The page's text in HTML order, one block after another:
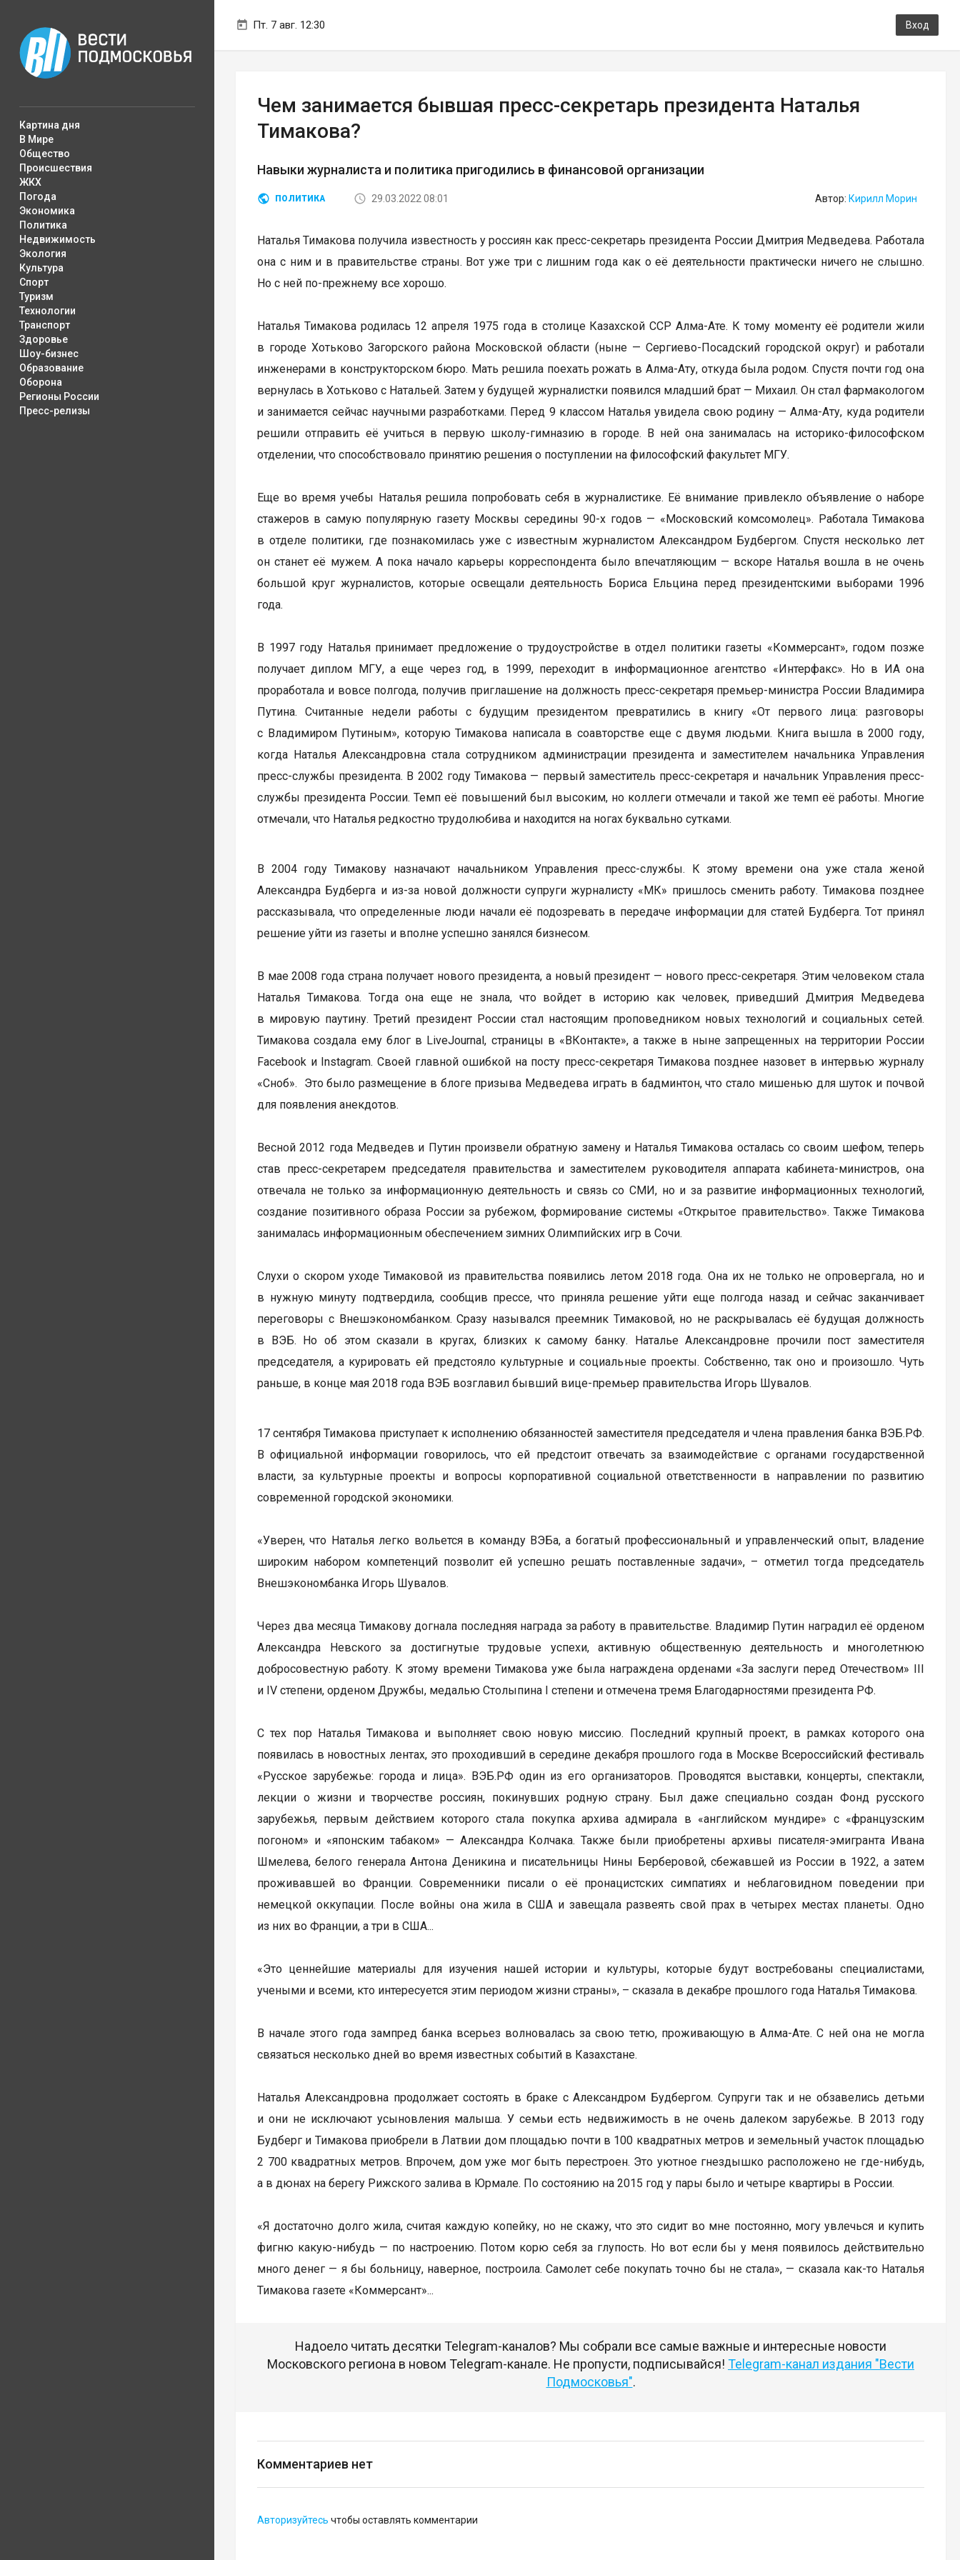
Пт. 7 авг. 12:30 Вход
Картина дня
В Мире
Общество
Происшествия
ЖКХ
Погода
Экономика
Политика
Недвижимость
Экология
Культура
Спорт
Туризм
Технологии
Транспорт
Здоровье
Шоу-бизнес
Образование
Оборона
Регионы России
Пресс-релизы
Чем занимается бывшая пресс-секретарь президента Наталья
Тимакова?
Навыки журналиста и политика пригодились в финансовой организации
ПОЛИТИКА 29.03.2022 08:01 Автор: Кирилл Морин
Наталья Тимакова получила известность у россиян как пресс-секретарь президента России Дмитрия Медведева. Работала
она с ним и в правительстве страны. Вот уже три с лишним года как о её деятельности практически ничего не слышно.
Но с ней по-прежнему все хорошо.
Наталья Тимакова родилась 12 апреля 1975 года в столице Казахской ССР Алма-Ате. К тому моменту её родители жили
в городе Хотьково Загорского района Московской области (ныне — Сергиево-Посадский городской округ) и работали
инженерами в конструкторском бюро. Мать решила поехать рожать в Алма-Ату, откуда была родом. Спустя почти год она
вернулась в Хотьково с Натальей. Затем у будущей журналистки появился младший брат — Михаил. Он стал фармакологом
и занимается сейчас научными разработками. Перед 9 классом Наталья увидела свою родину — Алма-Ату, куда родители
решили отправить её учиться в первую школу-гимназию в городе. В ней она занималась на историко-философском
отделении, что способствовало принятию решения о поступлении на философский факультет МГУ.
Еще во время учебы Наталья решила попробовать себя в журналистике. Её внимание привлекло объявление о наборе
стажеров в самую популярную газету Москвы середины 90-х годов — «Московский комсомолец». Работала Тимакова
в отделе политики, где познакомилась уже с известным журналистом Александром Будбергом. Спустя несколько лет
он станет её мужем. А пока начало карьеры корреспондента было впечатляющим — вскоре Наталья вошла в не очень
большой круг журналистов, которые освещали деятельность Бориса Ельцина перед президентскими выборами 1996
года.
В 1997 году Наталья принимает предложение о трудоустройстве в отдел политики газеты «Коммерсант», годом позже
получает диплом МГУ, а еще через год, в 1999, переходит в информационное агентство «Интерфакс». Но в ИА она
проработала и вовсе полгода, получив приглашение на должность пресс-секретаря премьер-министра России Владимира
Путина. Считанные недели работы с будущим президентом превратились в книгу «От первого лица: разговоры
с Владимиром Путиным», которую Тимакова написала в соавторстве еще с двумя людьми. Книга вышла в 2000 году,
когда Наталья Александровна стала сотрудником администрации президента и заместителем начальника Управления
пресс-службы президента. В 2002 году Тимакова — первый заместитель пресс-секретаря и начальник Управления пресс-
службы президента России. Темп её повышений был высоким, но коллеги отмечали и такой же темп её работы. Многие
отмечали, что Наталья редкостно трудолюбива и находится на ногах буквально сутками.
В 2004 году Тимакову назначают начальником Управления пресс-службы. К этому времени она уже стала женой
Александра Будберга и из-за новой должности супруги журналисту «МК» пришлось сменить работу. Тимакова позднее
рассказывала, что определенные люди начали её подозревать в передаче информации для статей Будберга. Тот принял
решение уйти из газеты и вполне успешно занялся бизнесом.
В мае 2008 года страна получает нового президента, а новый президент — нового пресс-секретаря. Этим человеком стала
Наталья Тимакова. Тогда она еще не знала, что войдет в историю как человек, приведший Дмитрия Медведева
в мировую паутину. Третий президент России стал настоящим проповедником новых технологий и социальных сетей.
Тимакова создала ему блог в LiveJournal, страницы в «ВКонтакте», а также в ныне запрещенных на территории России
Facebook и Instagram. Своей главной ошибкой на посту пресс-секретаря Тимакова позднее назовет в интервью журналу
«Сноб». Это было размещение в блоге призыва Медведева играть в бадминтон, что стало мишенью для шуток и почвой
для появления анекдотов.
Весной 2012 года Медведев и Путин произвели обратную замену и Наталья Тимакова осталась со своим шефом, теперь
став пресс-секретарем председателя правительства и заместителем руководителя аппарата кабинета-министров, она
отвечала не только за информационную деятельность и связь со СМИ, но и за развитие информационных технологий,
создание позитивного образа России за рубежом, формирование системы «Открытое правительство». Также Тимакова
занималась информационным обеспечением зимних Олимпийских игр в Сочи.
Слухи о скором уходе Тимаковой из правительства появились летом 2018 года. Она их не только не опровергала, но и
в нужную минуту подтвердила, сообщив прессе, что приняла решение уйти еще полгода назад и сейчас заканчивает
переговоры с Внешэкономбанком. Сразу назывался преемник Тимаковой, но не раскрывалась её будущая должность
в ВЭБ. Но об этом сказали в кругах, близких к самому банку. Наталье Александровне прочили пост заместителя
председателя, а курировать ей предстояло культурные и социальные проекты. Собственно, так оно и произошло. Чуть
раньше, в конце мая 2018 года ВЭБ возглавил бывший вице-премьер правительства Игорь Шувалов.
17 сентября Тимакова приступает к исполнению обязанностей заместителя председателя и члена правления банка ВЭБ.РФ.
В официальной информации говорилось, что ей предстоит отвечать за взаимодействие с органами государственной
власти, за культурные проекты и вопросы корпоративной социальной ответственности в направлении по развитию
современной городской экономики.
«Уверен, что Наталья легко вольется в команду ВЭБа, а богатый профессиональный и управленческий опыт, владение
широким набором компетенций позволит ей успешно решать поставленные задачи», – отметил тогда председатель
Внешэкономбанка Игорь Шувалов.
Через два месяца Тимакову догнала последняя награда за работу в правительстве. Владимир Путин наградил её орденом
Александра Невского за достигнутые трудовые успехи, активную общественную деятельность и многолетнюю
добросовестную работу. К этому времени Тимакова уже была награждена орденами «За заслуги перед Отечеством» III
и IV степени, орденом Дружбы, медалью Столыпина I степени и отмечена тремя Благодарностями президента РФ.
С тех пор Наталья Тимакова и выполняет свою новую миссию. Последний крупный проект, в рамках которого она
появилась в новостных лентах, это проходивший в середине декабря прошлого года в Москве Всероссийский фестиваль
«Русское зарубежье: города и лица». ВЭБ.РФ один из его организаторов. Проводятся выставки, концерты, спектакли,
лекции о жизни и творчестве россиян, покинувших родную страну. Был даже специально создан Фонд русского
зарубежья, первым действием которого стала покупка архива адмирала в «английском мундире» с «французским
погоном» и «японским табаком» — Александра Колчака. Также были приобретены архивы писателя-эмигранта Ивана
Шмелева, белого генерала Антона Деникина и писательницы Нины Берберовой, сбежавшей из России в 1922, а затем
проживавшей во Франции. Современники писали о её пронацистских симпатиях и неблаговидном поведении при
немецкой оккупации. После войны она жила в США и завещала развеять свой прах в четырех местах планеты. Одно
из них во Франции, а три в США...
«Это ценнейшие материалы для изучения нашей истории и культуры, которые будут востребованы специалистами,
учеными и всеми, кто интересуется этим периодом жизни страны», – сказала в декабре прошлого года Наталья Тимакова.
В начале этого года зампред банка всерьез волновалась за свою тетю, проживающую в Алма-Ате. С ней она не могла
связаться несколько дней во время известных событий в Казахстане.
Наталья Александровна продолжает состоять в браке с Александром Будбергом. Супруги так и не обзавелись детьми
и они не исключают усыновления малыша. У семьи есть недвижимость в не очень далеком зарубежье. В 2013 году
Будберг и Тимакова приобрели в Латвии дом площадью почти в 100 квадратных метров и земельный участок площадью
2 700 квадратных метров. Впрочем, дом уже мог быть перестроен. Это уютное гнездышко расположено не где-нибудь,
а в дюнах на берегу Рижского залива в Юрмале. По состоянию на 2015 год у пары было и четыре квартиры в России.
«Я достаточно долго жила, считая каждую копейку, но не скажу, что это сидит во мне постоянно, могу увлечься и купить
фигню какую-нибудь — по настроению. Потом корю себя за глупость. Но вот если бы у меня появилось действительно
много денег — я бы больницу, наверное, построила. Самолет себе покупать точно бы не стала», — сказала как-то Наталья
Тимакова газете «Коммерсант»...
Надоело читать десятки Telegram-каналов? Мы собрали все самые важные и интересные новости
Московского региона в новом Telegram-канале. Не пропусти, подписывайся! Telegram-канал издания "Вести
Подмосковья".
Комментариев нет
Авторизуйтесь чтобы оставлять комментарии